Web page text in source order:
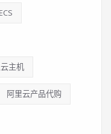
主机
阿里云产品代购